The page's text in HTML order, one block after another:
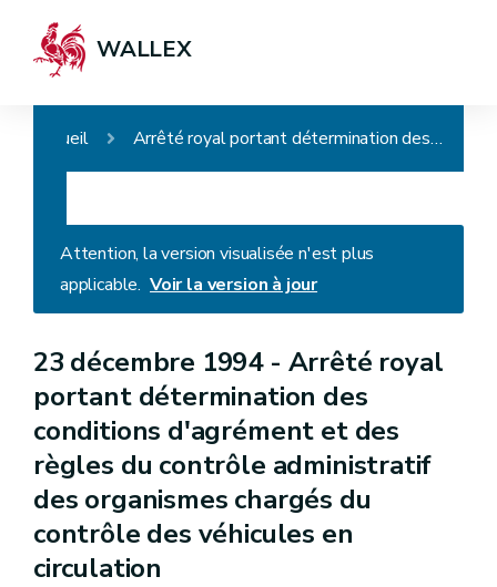
WALLEX
Accueil Arrêté royal portant détermination des conditions d'agrément et des règles du contrôle administratif des organismes chargés du contrôle des véhicules en circulation
Attention, la version visualisée n'est plus
applicable. Voir la version à jour
23 décembre 1994 - Arrêté royal
portant détermination des
conditions d'agrément et des
règles du contrôle administratif
des organismes chargés du
contrôle des véhicules en
circulation